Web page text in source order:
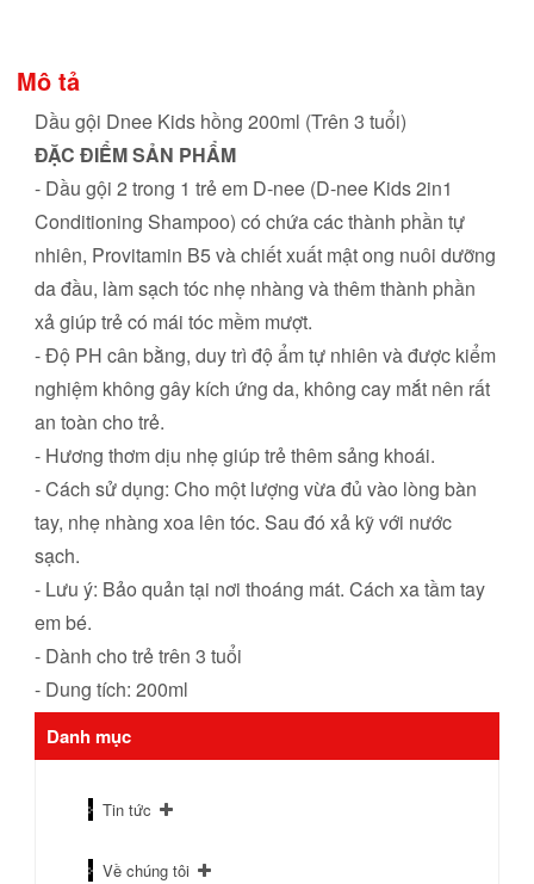
Mô tả
Dầu gội Dnee Kids hồng 200ml (Trên 3 tuổi)
ĐẶC ĐIỂM SẢN PHẨM
- Dầu gội 2 trong 1 trẻ em D-nee (D-nee Kids 2in1
Conditioning Shampoo) có chứa các thành phần tự
nhiên, Provitamin B5 và chiết xuất mật ong nuôi dưỡng
da đầu, làm sạch tóc nhẹ nhàng và thêm thành phần
xả giúp trẻ có mái tóc mềm mượt.
- Độ PH cân bằng, duy trì độ ẩm tự nhiên và được kiểm
nghiệm không gây kích ứng da, không cay mắt nên rất
an toàn cho trẻ.
- Hương thơm dịu nhẹ giúp trẻ thêm sảng khoái.
- Cách sử dụng: Cho một lượng vừa đủ vào lòng bàn
tay, nhẹ nhàng xoa lên tóc. Sau đó xả kỹ với nước
sạch.
- Lưu ý: Bảo quản tại nơi thoáng mát. Cách xa tầm tay
em bé.
- Dành cho trẻ trên 3 tuổi
- Dung tích: 200ml
Danh mục
Tin tức
Về chúng tôi